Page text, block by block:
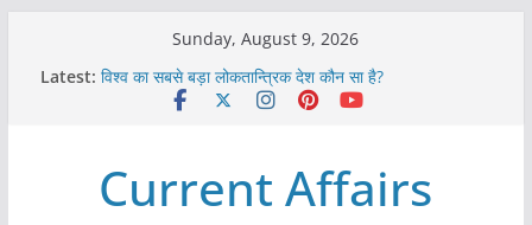
Sunday, August 9, 2026
Latest: विश्व का सबसे बड़ा लोकतान्त्रिक देश कौन सा है?
Refeeding Syndrome and its Management
विश्व में कितने प्रकार के शासन होते है?
Current Affairs